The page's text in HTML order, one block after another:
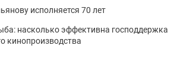
исполняется 70 лет
насколько эффективна господдержка
кинопроизводства